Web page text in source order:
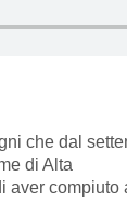
che dal
di Alta
aver compiuto